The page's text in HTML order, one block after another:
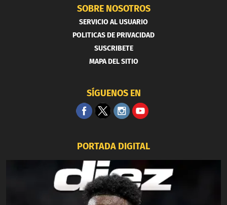
SOBRE NOSOTROS
SERVICIO AL USUARIO
POLITICAS DE PRIVACIDAD
SUSCRIBETE
MAPA DEL SITIO
SÍGUENOS EN
PORTADA DIGITAL